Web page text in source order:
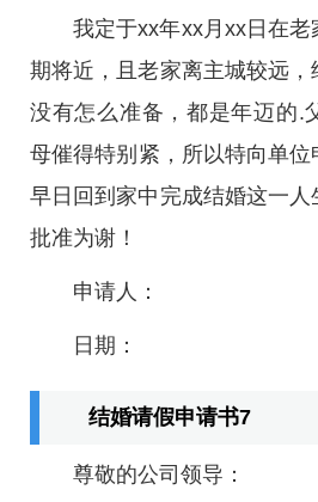
我定于xx年xx月xx日在
期将近，且老家离主城较远
没有怎么准备，都是年迈的.
母催得特别紧，所以特向单
早日回到家中完成结婚这一
批准为谢！
申请人：
日期：
结婚请假申请书7
尊敬的公司领导：